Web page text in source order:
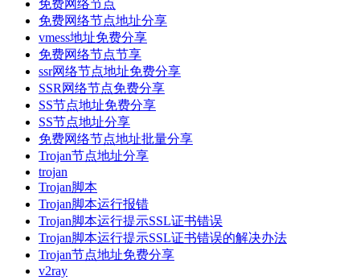
免费网络节点
免费网络节点地址分享
vmess地址免费分享
免费网络节点节享
ssr网络节点地址免费分享
SSR网络节点免费分享
SS节点地址免费分享
SS节点地址分享
免费网络节点地址批量分享
Trojan节点地址分享
trojan
Trojan脚本
Trojan脚本运行报错
Trojan脚本运行提示SSL证书错误
Trojan脚本运行提示SSL证书错误的解决办法
Trojan节点地址免费分享
v2ray